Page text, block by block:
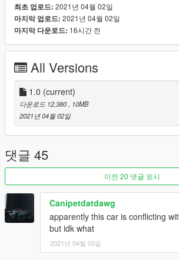
Skysder - spawn colours
WibFlip - wheels
Mk43 - huracan seats
JojiTX, Torqyboi , myself - photos, testing
최초 업로드: 2021년 04월 02일
마지막 업로드: 2021년 04월 02일
마지막 다운로드: 16시간 전
All Versions
1.0 (current)
다운로드 12,380
, 10MB
2021년 04월 02일
댓글 45
이전 20 댓글 표시
Canipetdatdawg
apparently this car is conflicting
but idk what
2021년 04월 05일